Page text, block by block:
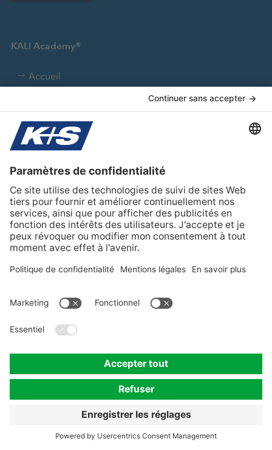
KALI Academy®
Accueil
Brochures
easyFert
KALI-TOOLBOX
Éléments nutritifs
Accueil
Potassium
Magnésium
Phosphore